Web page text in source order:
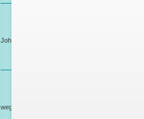
Johan Westmaas
weg